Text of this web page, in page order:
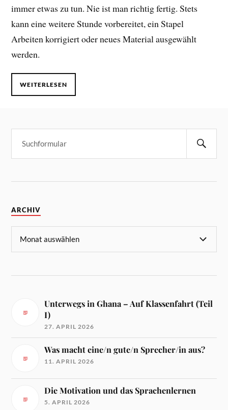
immer etwas zu tun. Nie ist man richtig fertig. Stets
kann eine weitere Stunde vorbereitet, ein Stapel
Arbeiten korrigiert oder neues Material ausgewählt
werden.
WEITERLESEN
ARCHIV
Unterwegs in Ghana – Auf Klassenfahrt (Teil
I)
27. APRIL 2026
Was macht eine/n gute/n Sprecher/in aus?
11. APRIL 2026
Die Motivation und das Sprachenlernen
5. APRIL 2026